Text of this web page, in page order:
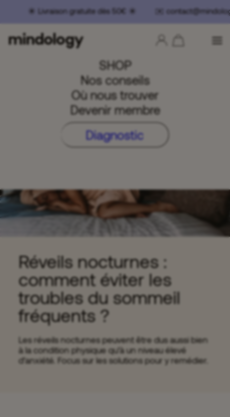
Livraison gratuite dès 50€ ☀️ ✉️
SHOP
Nos conseils
Où nous trouver
Devenir membre
Diagnostic
Réveils nocturnes :
comment éviter les
troubles du sommeil
fréquents ?
Les réveils nocturnes peuvent être dus aussi bien
à la condition physique qu’à un niveau élevé
d’anxiété. Focus sur les solutions pour y remédier.